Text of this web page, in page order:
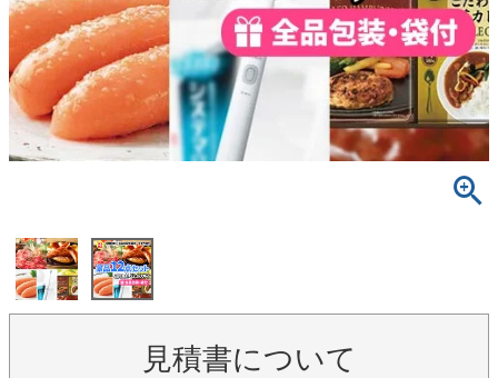
見積書について